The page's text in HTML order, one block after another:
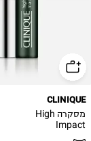
CLINIQUE
מסקרה High
Impact